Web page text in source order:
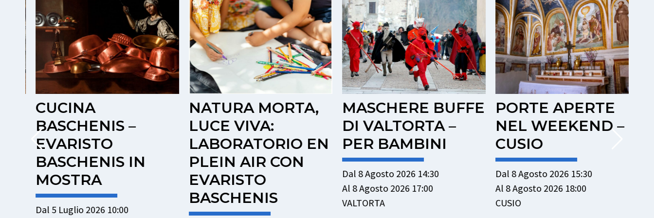
CUCINA
BASCHENIS –
EVARISTO
BASCHENIS IN
MOSTRA
Dal 5 Luglio 2026 10:00
NATURA MORTA,
LUCE VIVA:
LABORATORIO EN
PLEIN AIR CON
EVARISTO
BASCHENIS
MASCHERE BUFFE
DI VALTORTA –
PER BAMBINI
Dal 8 Agosto 2026 14:30
Al 8 Agosto 2026 17:00
VALTORTA
PORTE APERTE
NEL WEEKEND –
CUSIO
Dal 8 Agosto 2026 15:30
Al 8 Agosto 2026 18:00
CUSIO